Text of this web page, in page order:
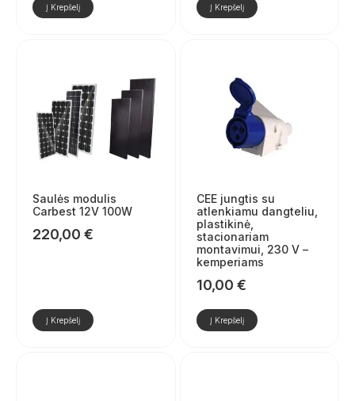
Į Krepšelį Į Krepšelį
Saulės modulis
Carbest 12V 100W
220,00 €
Į Krepšelį
CEE jungtis su
atlenkiamu dangteliu,
plastikinė,
stacionariam
montavimui, 230 V –
kemperiams
10,00 €
Į Krepšelį